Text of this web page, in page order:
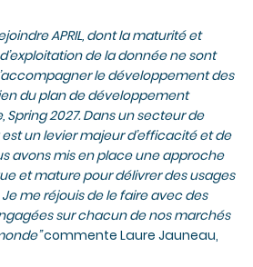
APRIL, dont la maturité et
de la donnée ne sont
le développement des
du plan de développement
2027. Dans un secteur de
un levier majeur d’efficacité et de
avons mis en place une approche
et mature pour délivrer des usages
me réjouis de le faire avec des
sur chacun de nos marchés
commente Laure Jauneau,